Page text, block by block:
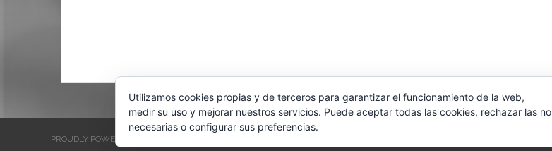
PROUDLY POWERED BY WORDPRESS
Utilizamos cookies propias y de terceros para garantizar el funcionamiento de la web,
medir su uso y mejorar nuestros servicios. Puede aceptar todas las cookies, rechazar las no
necesarias o configurar sus preferencias.